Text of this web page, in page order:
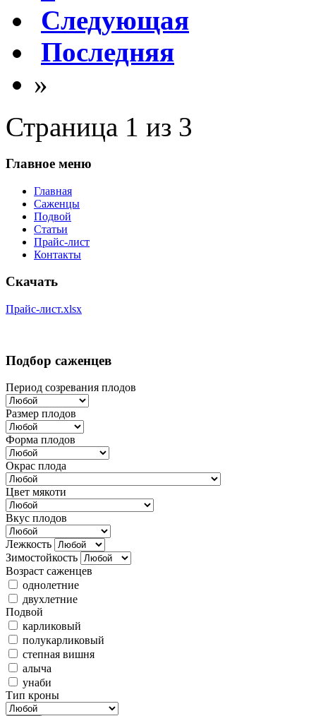
Следующая
Последняя
»
Страница 1 из 3
Главное меню
Главная
Саженцы
Подвой
Статьи
Прайс-лист
Контакты
Скачать
Прайс-лист.xlsx
Подбор саженцев
Период созревания плодов
Размер плодов
Форма плодов
Окрас плода
Цвет мякоти
Вкус плодов
Лежкость
Зимостойкость
Возраст саженцев
однолетние
двухлетние
Подвой
карликовый
полукарликовый
степная вишня
алыча
унаби
Тип кроны